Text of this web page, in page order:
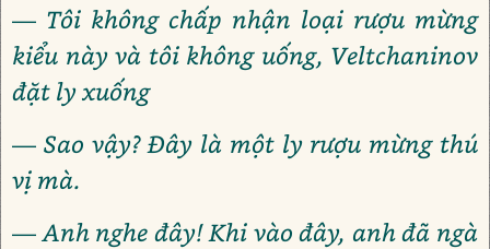
— Tôi không chấp nhận loại rượu mừng
kiểu này và tôi không uống, Veltchaninov
đặt ly xuống
— Sao vậy? Đây là một ly rượu mừng thú
vị mà.
— Anh nghe đây! Khi vào đây, anh đã ngà